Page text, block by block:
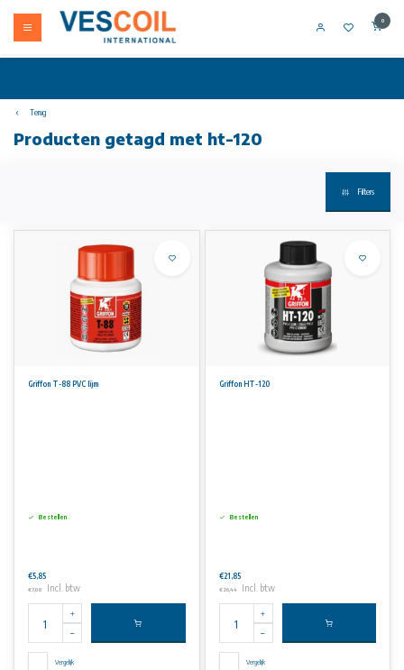
0
Terug
Producten getagd met ht-120
Filters
Griffon T-88 PVC lijm
Bestellen
€5,85
€7,08 Incl. btw
Vergelijk
Griffon HT-120
Bestellen
€21,85
€26,44 Incl. btw
Vergelijk